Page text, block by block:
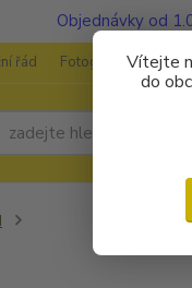
Objednávky od
Vítejte
do
řád Fotogalerie